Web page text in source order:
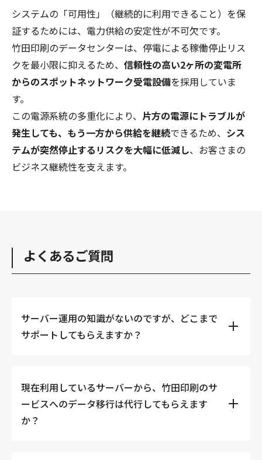
システムの「可用性」（継続的に利用できること）を保
証するためには、電力供給の安定性が不可欠です。
竹田印刷のデータセンターは、停電による稼働停止リス
クを最小限に抑えるため、 信頼性の高い2ヶ所の変電所
からのスポットネットワーク受電設備を採用していま
す。
この電源系統の多重化により、 片方の電源にトラブルが
発生しても、もう一方から供給を継続できるため、 シス
テムが突然停止するリスクを大幅に低減し、お客さまの
ビジネス継続性を支えます。
よくあるご質問
サーバー運用の知識がないのですが、どこまで
サポートしてもらえますか？
では、サーバー構築・設定から、日々の監視、セキュリテ
ィ対策、OSやミドルウェアの運用保守まで、すべてのイン
の更新や新しいビジネス戦略など、本来のコア業務に集中
できるよう、全面的にサポートいたします。
現在利用しているサーバーから、竹田印刷のサ
ービスへのデータ移行は代行してもらえます
か？
はい、データ移行作業は竹田印刷にお任せください。デー
タの移行作業は時間と手間がかかり、ミスがあれば重大な
データ損失につながるリスクがあります。竹田印刷では、